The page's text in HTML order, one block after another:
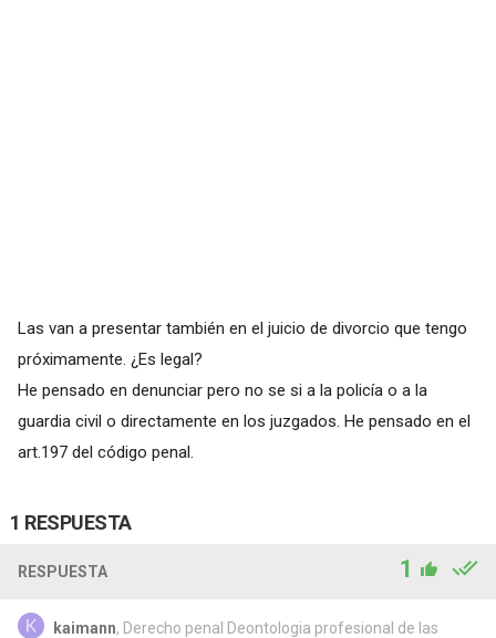
Las van a presentar también en el juicio de divorcio que tengo
próximamente. ¿Es legal?
He pensado en denunciar pero no se si a la policía o a la
guardia civil o directamente en los juzgados. He pensado en el
art.197 del código penal.
1 RESPUESTA
RESPUESTA 1
kaimann, Derecho penal Deontologia profesional de las